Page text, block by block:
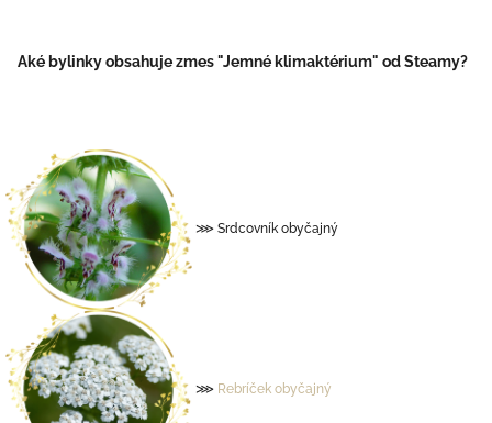
Aké bylinky obsahuje zmes "Jemné klimaktérium" od Steamy?
⋙ Srdcovník obyčajný
⋙ Rebríček obyčajný